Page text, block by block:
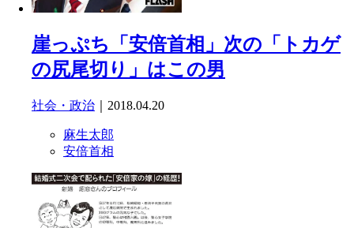
崖っぷち「安倍首相」次の「トカゲ
の尻尾切り」はこの男
社会・政治 ｜2018.04.20
麻生太郎
安倍首相